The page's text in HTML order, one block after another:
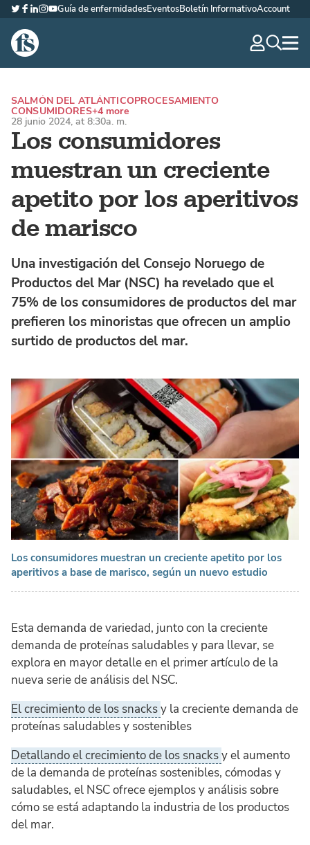
The Fish Site Española
Twitter
Facebook
LinkedIn
Instagram
YouTube
Guía de enfermidadesEventosBoletín InformativoAccount
Los consumidores
muestran un creciente
apetito por los aperitivos
de marisco
SALMÓN DEL ATLÁNTICOPROCESAMIENTO
CONSUMIDORES+4 more
28 junio 2024, at 8:30a. m.
Una investigación del Consejo Noruego de
Productos del Mar (NSC) ha revelado que el
75% de los consumidores de productos del mar
prefieren los minoristas que ofrecen un amplio
surtido de productos del mar.
Los consumidores muestran un creciente apetito por los
aperitivos a base de marisco, según un nuevo estudio
Esta demanda de variedad, junto con la creciente
demanda de proteínas saludables y para llevar, se
explora en mayor detalle en el primer artículo de la
nueva serie de análisis del NSC.
El crecimiento de los snacksy la creciente demanda de
proteínas saludables y sostenibles
Detallando el crecimiento de los snacksy el aumento
de la demanda de proteínas sostenibles, cómodas y
saludables, el NSC ofrece ejemplos y análisis sobre
cómo se está adaptando la industria de los productos
del mar.